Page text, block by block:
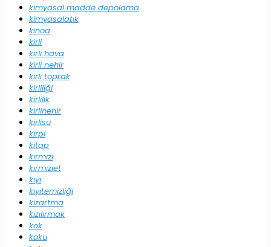
kimyasal madde depolama
kimyasalatık
kinoa
kirli
kirli hava
kirli nehir
kirli toprak
kirliliği
kirlilik
kirlinehir
kirlisu
kirpi
kitap
kırmızı
kırmızıet
kıyı
kıyıtemizliği
kızartma
kızılırmak
kok
koku